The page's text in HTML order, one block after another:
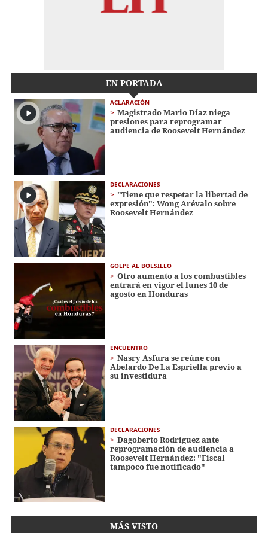
EN PORTADA
ACLARACIÓN
Magistrado Mario Díaz niega
presiones para reprogramar
audiencia de Roosevelt Hernández
DECLARACIONES
"Tiene que respetar la libertad de
expresión": Wong Arévalo sobre
Roosevelt Hernández
GOLPE AL BOLSILLO
Otro aumento a los combustibles
entrará en vigor el lunes 10 de
agosto en Honduras
ENCUENTRO
Nasry Asfura se reúne con
Abelardo De La Espriella previo a
su investidura
DECLARACIONES
Dagoberto Rodríguez ante
reprogramación de audiencia a
Roosevelt Hernández: "Fiscal
tampoco fue notificado"
MÁS VISTO